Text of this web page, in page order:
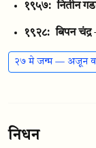
१९५७: नितीन
१९२८: बिपन चंद्र
२७ मे जन्म — अजून
निधन